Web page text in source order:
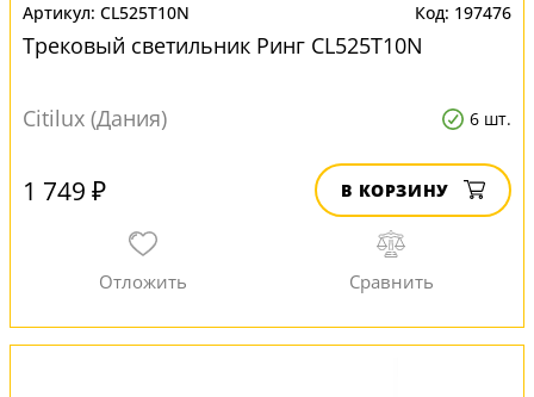
CL525T10N 197476
Трековый светильник Ринг CL525T10N
Citilux (Дания) 6 шт.
1 749 ₽ В КОРЗИНУ